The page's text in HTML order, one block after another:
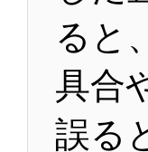
ると
具合
誤る